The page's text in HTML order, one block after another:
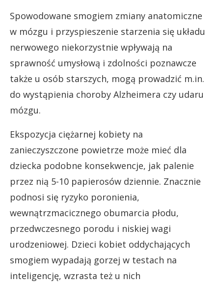
Spowodowane smogiem zmiany anatomiczne
w mózgu i przyspieszenie starzenia się układu
nerwowego niekorzystnie wpływają na
sprawność umysłową i zdolności poznawcze
także u osób starszych, mogą prowadzić m.in.
do wystąpienia choroby Alzheimera czy udaru
mózgu.
Ekspozycja ciężarnej kobiety na
zanieczyszczone powietrze może mieć dla
dziecka podobne konsekwencje, jak palenie
przez nią 5-10 papierosów dziennie. Znacznie
podnosi się ryzyko poronienia,
wewnątrzmacicznego obumarcia płodu,
przedwczesnego porodu i niskiej wagi
urodzeniowej. Dzieci kobiet oddychających
smogiem wypadają gorzej w testach na
inteligencję, wzrasta też u nich